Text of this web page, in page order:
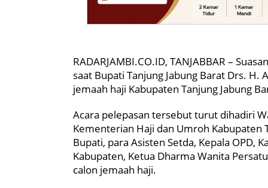
RADARJAMBI.CO.ID, TANJABBAR –
saat Bupati Tanjung Jabung Barat Drs.
jemaah haji Kabupaten Tanjung Jabung
Acara pelepasan tersebut turut dihadiri
Kementerian Haji dan Umroh Kabupaten
Bupati, para Asisten Setda, Kepala OPD,
Kabupaten, Ketua Dharma Wanita
calon jemaah haji.